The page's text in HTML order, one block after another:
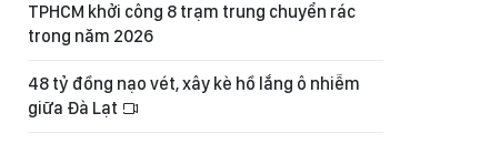
TPHCM khởi công 8 trạm trung chuyển rác
trong năm 2026
48 tỷ đồng nạo vét, xây kè hồ lắng ô nhiễm
giữa Đà Lạt